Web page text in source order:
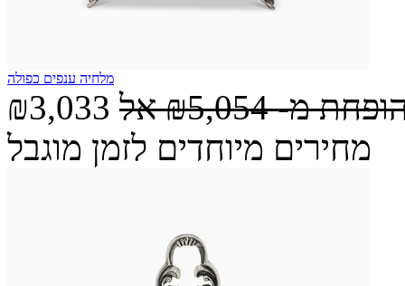
מלחיה ענפים כפולה
₪3,033 מ-₪5,054 אל
מחירים מיוחדים לזמן מוגבל